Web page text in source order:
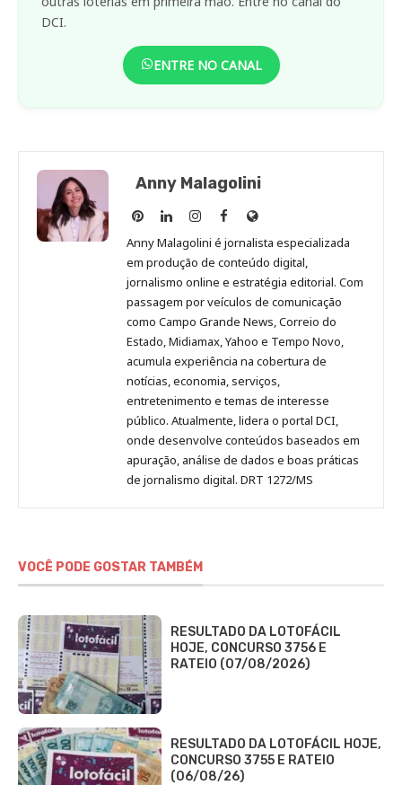
DCI.
ENTRE NO CANAL
Anny Malagolini
Anny
Malagolini
no
Pinterest
Anny
Malagolini
no
LinkedIn
Anny
Malagolini
no
Instagram
Anny
Malagolini
no
Facebook
Site
de
Anny
Malagolini
Anny Malagolini é jornalista especializada
em produção de conteúdo digital,
jornalismo online e estratégia editorial. Com
passagem por veículos de comunicação
como Campo Grande News, Correio do
Estado, Midiamax, Yahoo e Tempo Novo,
acumula experiência na cobertura de
notícias, economia, serviços,
entretenimento e temas de interesse
público. Atualmente, lidera o portal DCI,
onde desenvolve conteúdos baseados em
apuração, análise de dados e boas práticas
de jornalismo digital. DRT 1272/MS
VOCÊ PODE GOSTAR TAMBÉM
RESULTADO DA LOTOFÁCIL
HOJE, CONCURSO 3756 E
RATEIO (07/08/2026)
RESULTADO DA LOTOFÁCIL HOJE,
CONCURSO 3755 E RATEIO
(06/08/26)